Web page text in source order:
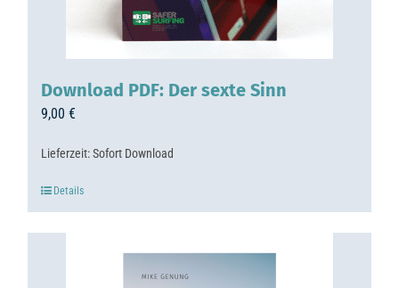
Download PDF: Der sexte Sinn
9,00 €
Lieferzeit:Sofort Download
Details